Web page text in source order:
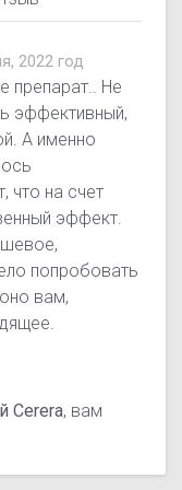
2022 год
препарат.. Не
эффективный,
А именно
что на счет
эффект.
попробовать
вам,
Cerera, вам